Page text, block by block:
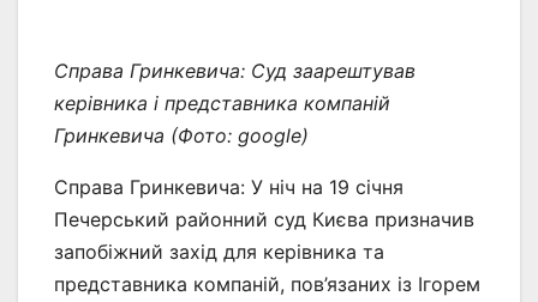
Справа Гринкевича: Суд заарештував
керівника і представника компаній
Гринкевича (Фото: google)
Справа Гринкевича: У ніч на 19 січня
Печерський районний суд Києва призначив
запобіжний захід для керівника та
представника компаній, пов’язаних із Ігорем